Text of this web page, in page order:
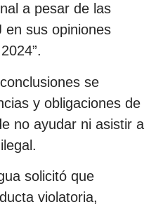
a pesar de las
en sus opiniones
se
y obligaciones de
no ayudar ni asistir a
solicitó que
violatoria,